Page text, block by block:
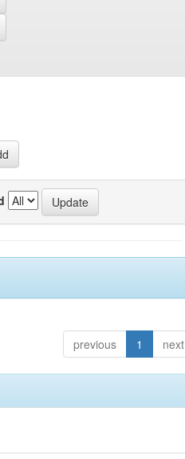
previous 1 next